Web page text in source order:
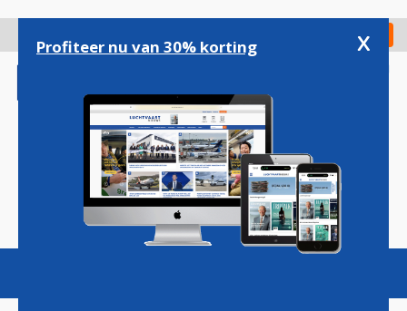
gaan
Check in
Magazine Podcasts Vacatures
Profiteer nu van 30% korting x